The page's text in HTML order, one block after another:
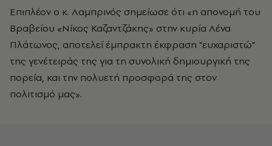
Επιπλέον ο κ. Λαμπρινός σημείωσε ότι «η απονομή του
Βραβείου «Νίκος Καζαντζάκης» στην κυρία Λένα
Πλάτωνος, αποτελεί έμπρακτη έκφραση "ευχαριστώ"
της γενέτειράς της για τη συνολική δημιουργική της
πορεία, και την πολυετή προσφορά της στον
πολιτισμό μας».